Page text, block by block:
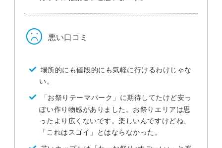
悪い口コミ
場所的にも値段的にも気軽に行けるわけじゃな
い。
「お祭りテーマパーク」に期待してたけど安っ
ぽい作り物感がありました。お祭りエリアは思
ったより広くないです。楽しいんですけどね、
「これはスゴイ」とはならなかった。